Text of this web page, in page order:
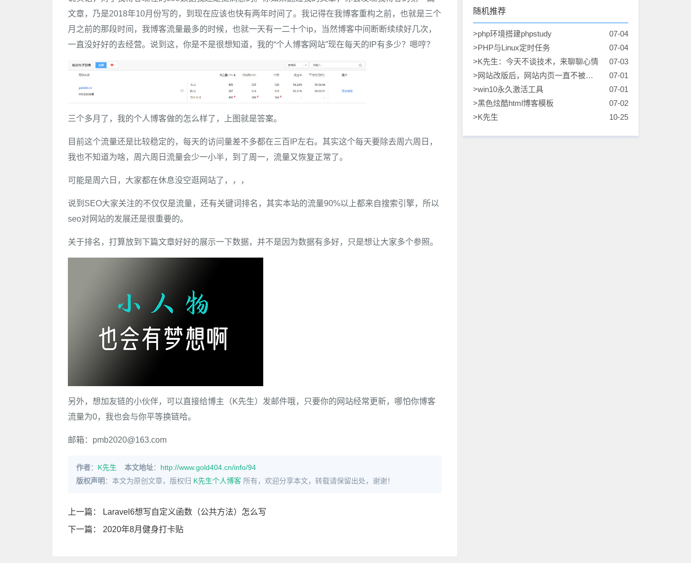
文章，乃是2018年10月份写的，到现在应该也快有两年时间了。我记得在我博客重构之前，也就是三个
月之前的那段时间，我博客流量最多的时候，也就一天有一二十个ip，当然博客中间断断续续好几次，
一直没好好的去经营。说到这，你是不是很想知道，我的“个人博客网站”现在每天的IP有多少？嗯哼？
三个多月了，我的个人博客做的怎么样了，上图就是答案。
目前这个流量还是比较稳定的，每天的访问量差不多都在三百IP左右。其实这个每天要除去周六周日，
我也不知道为啥，周六周日流量会少一小半，到了周一，流量又恢复正常了。
可能是周六日，大家都在休息没空逛网站了，，，
说到SEO大家关注的不仅仅是流量，还有关键词排名，其实本站的流量90%以上都来自搜索引擎，所以
seo对网站的发展还是很重要的。
关于排名，打算放到下篇文章好好的展示一下数据，并不是因为数据有多好，只是想让大家多个参照。
另外，想加友链的小伙伴，可以直接给博主（K先生）发邮件哦，只要你的网站经常更新，哪怕你博客
流量为0，我也会与你平等换链哈。
邮箱：pmb2020@163.com
作者： K先生 本文地址： http://www.gold404.cn/info/94
版权声明 ：本文为原创文章，版权归 K先生个人博客 所有，欢迎分享本文，转载请保留出处，谢谢！
上一篇：
Laravel6想写自定义函数（公共方法）怎么写
下一篇： 2020年8月健身打卡贴
随机推荐
>php环境搭建phpstudy
07-04
>PHP与Linux定时任务
07-04
>K先生：今天不谈技术，来聊聊心情
07-03
>网站改版后，网站内页一直不被收
录时，我做了什么
07-01
>win10永久激活工具
07-01
>黑色炫酷html博客模板
07-02
>K先生
10-25